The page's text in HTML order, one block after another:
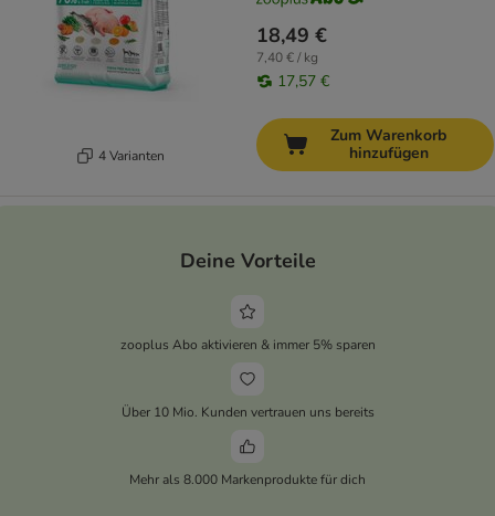
4 Varianten
18,49 €
7,40 € / kg
17,57 €
Zum Warenkorb
hinzufügen
Deine Vorteile
zooplus Abo aktivieren & immer 5% sparen
Über 10 Mio. Kunden vertrauen uns bereits
Mehr als 8.000 Markenprodukte für dich